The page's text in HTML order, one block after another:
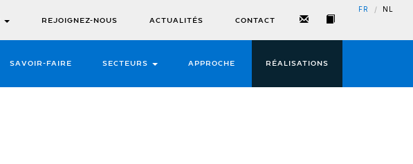
REJOIGNEZ-NOUS ACTUALITÉS CONTACT
SAVOIR-FAIRE SECTEURS APPROCHE RÉALISATIONS
NL
/
FR